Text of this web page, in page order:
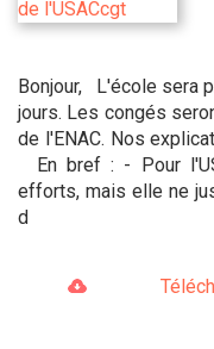
Bonjour, L'école sera
jours. Les congés
de l'ENAC. Nos
En bref : - Pour
efforts, mais elle ne
d